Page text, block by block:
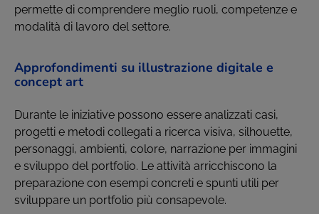
permette di comprendere meglio ruoli, competenze e
modalità di lavoro del settore.
Approfondimenti su illustrazione digitale e
concept art
Durante le iniziative possono essere analizzati casi,
progetti e metodi collegati a ricerca visiva, silhouette,
personaggi, ambienti, colore, narrazione per immagini
e sviluppo del portfolio. Le attività arricchiscono la
preparazione con esempi concreti e spunti utili per
sviluppare un portfolio più consapevole.